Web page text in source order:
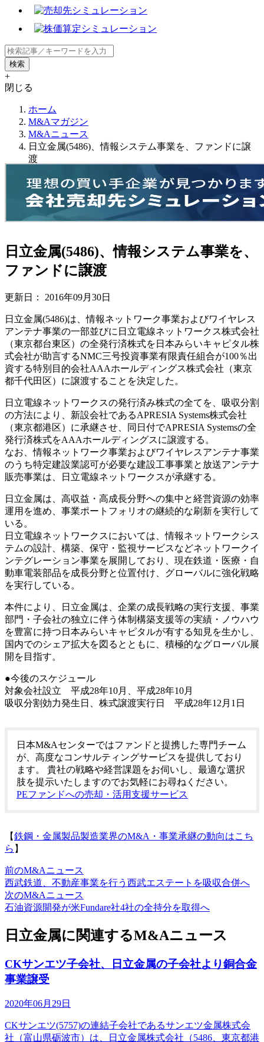
+
閉じる
ホーム
M&Aマガジン
M&Aニュース
日立金属(5486)、情報システム事業を、ファンドに譲
渡
日立金属(5486)、情報システム事業を、
ファンドに譲渡
更新日： 2016年09月30日
日立金属(5486)は、情報ネットワーク事業およびワイヤレス
アンテナ事業の一部並びに日立電線ネットワークス株式会社
（東京都台東区）の全発行済株式を日本みらいキャピタル株
式会社が助言するNMC三号投資事業有限責任組合が100％出
資する特別目的会社AAAホールディングス株式会社（東京
都千代田区）に譲渡することを決定した。
日立電線ネットワークスの発行済み株式の全てを、吸収分割
の方法により、新設会社であるAPRESIA Systems株式会社
（東京都港区）に承継させ、同日付でAPRESIA Systemsの全
発行済株式をAAAホールディングスに譲渡する。
なお、情報ネットワーク事業およびワイヤレスアンテナ事業
のうち特定建設業認可が必要な建設工事事業と放送アンテナ
販売事業は、日立電線ネットワークスが承継する。
日立金属は、高収益・高成長分野への集中と経営資源の効率
運用を進め、事業ポートフォリオの継続的な刷新を実行して
いる。
日立電線ネットワークスにおいては、情報ネットワークシス
テムの設計、構築、保守・監視サービスなどネットワークイ
ンテグレーション事業を展開しており、現在鉄道・医療・自
動車電装部品を成長分野と位置付け、グローバルに強化戦略
を実行している。
本件により、日立金属は、企業の成長戦略の実行支援、事業
部門・子会社の独立に伴う体制構築支援等の実績・ノウハウ
を豊富に持つ日本みらいキャピタルが有する知見を生かし、
国内でのシェア拡大を図るとともに、積極的なグローバル展
開を目指す。
●今後のスケジュール
対象会社設立 平成28年10月、平成28年10月
吸収分割効力発生日、株式譲渡実行日 平成28年12月1日
日本M&Aセンターではファンドと提携した専門チーム
が、高度なコンサルティングサービスを提供しており
ます。 貴社の戦略や経営課題をお伺いし、最適な選択
肢を提示いたしますのでお気軽にお尋ねください。
PEファンドへの売却・活用支援サービス
【鉄鋼・金属製品製造業界のM&A・事業承継の動向はこち
ら 】
前のM&Aニュース
西武鉄道、不動産事業を行う西武エステートを吸収合併へ
次のM&Aニュース
石油資源開発が米Fundare社4社の全持分を取得へ
日立金属に関連するM&Aニュース
CKサンエツ子会社、日立金属の子会社より銅合金
事業譲受
2020年06月29日
CKサンエツ(5757)の連結子会社であるサンエツ金属株式会
社（富山県砺波市）は、日立金属株式会社（5486、東京都港